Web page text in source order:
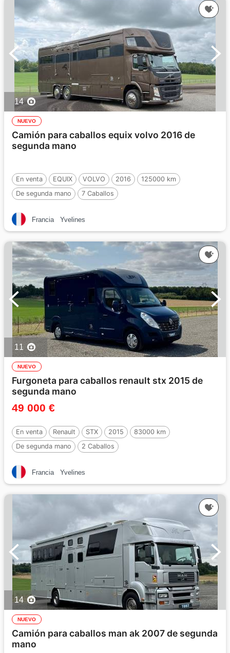
14
NUEVO
Camión para caballos equix volvo 2016 de
segunda mano
En venta EQUIX VOLVO 2016
125000 km
De segunda mano
7 Caballos
Francia Yvelines
11
NUEVO
Furgoneta para caballos renault stx 2015 de
segunda mano
49 000 €
En venta Renault STX 2015
83000 km
De segunda mano
2 Caballos
Francia Yvelines
14
NUEVO
Camión para caballos man ak 2007 de segunda
mano